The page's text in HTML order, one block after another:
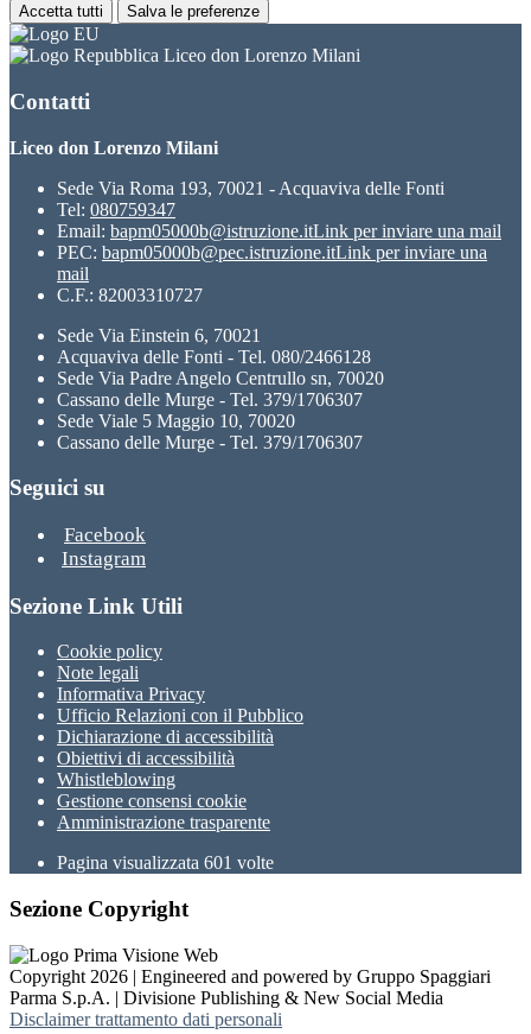
Accetta tutti Salva le preferenze
Liceo don Lorenzo Milani
Contatti
Liceo don Lorenzo Milani
Sede Via Roma 193, 70021 - Acquaviva delle Fonti
Tel: 080759347
Email: bapm05000b@istruzione.itLink per inviare una mail
PEC: bapm05000b@pec.istruzione.itLink per inviare una
mail
C.F.: 82003310727
Sede Via Einstein 6, 70021
Acquaviva delle Fonti - Tel. 080/2466128
Sede Via Padre Angelo Centrullo sn, 70020
Cassano delle Murge - Tel. 379/1706307
Sede Viale 5 Maggio 10, 70020
Cassano delle Murge - Tel. 379/1706307
Seguici su
Facebook
Instagram
Sezione Link Utili
Cookie policy
Note legali
Informativa Privacy
Ufficio Relazioni con il Pubblico
Dichiarazione di accessibilità
Obiettivi di accessibilità
Whistleblowing
Gestione consensi cookie
Amministrazione trasparente
Pagina visualizzata 601 volte
Sezione Copyright
Copyright 2026 | Engineered and powered by Gruppo Spaggiari
Parma S.p.A. | Divisione Publishing & New Social Media
Disclaimer trattamento dati personali